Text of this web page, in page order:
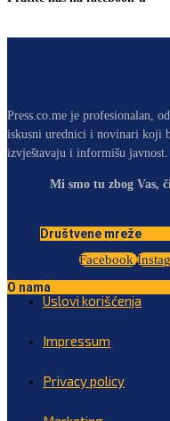
Press.co.me je profesionalan,
iskusni urednici i novinari koji
izvještavaju i informišu javnost.
Mi smo tu zbog Vas,
Društvene mreže
Facebook
O nama
Uslovi korišćenja
Impressum
Privacy policy